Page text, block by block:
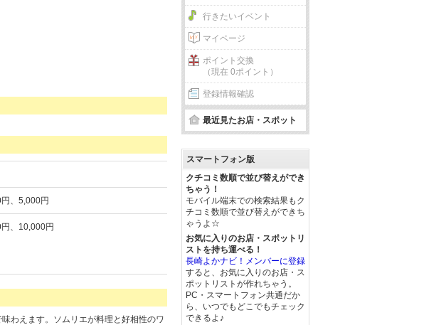
、5,000円
、10,000円
わえます。ソムリエが料理と好相性のワ
行きたいイベント
マイページ
ポイント交換
（現在 0ポイント）
登録情報確認
最近見たお店・スポット
スマートフォン版
クチコミ数順で並び替えができ
ちゃう！
モバイル端末での検索結果もク
チコミ数順で並び替えができち
ゃうよ☆
お気に入りのお店・スポットリ
ストを持ち運べる！
長崎よかナビ！メンバーに登録
すると、お気に入りのお店・ス
ポットリストが作れちゃう。
PC・スマートフォン共通だか
ら、いつでもどこでもチェック
できるよ♪